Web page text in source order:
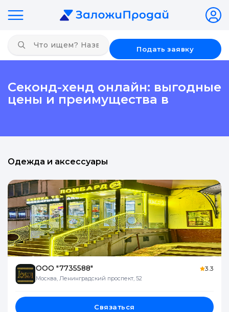
Подать заявку
Секонд-хенд онлайн: выгодные
цены и преимущества в
Одежда и аксессуары
ООО "7735588"
Москва, Ленинградский проспект, 52
3.3
Связаться